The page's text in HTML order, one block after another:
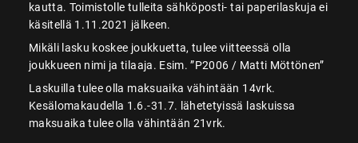
kautta. Toimistolle tulleita sähköposti- tai paperilaskuja ei
käsitellä 1.11.2021 jälkeen.
Mikäli lasku koskee joukkuetta, tulee viitteessä olla
joukkueen nimi ja tilaaja. Esim. ”P2006 / Matti Möttönen”
Laskuilla tulee olla maksuaika vähintään 14vrk.
Kesälomakaudella 1.6.-31.7. lähetetyissä laskuissa
maksuaika tulee olla vähintään 21vrk.